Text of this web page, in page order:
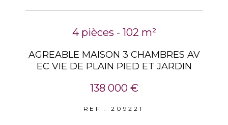
4 pièces - 102 m²
AGREABLE MAISON 3 CHAMBRES AV
EC VIE DE PLAIN PIED ET JARDIN
138 000 €
REF : 20922T